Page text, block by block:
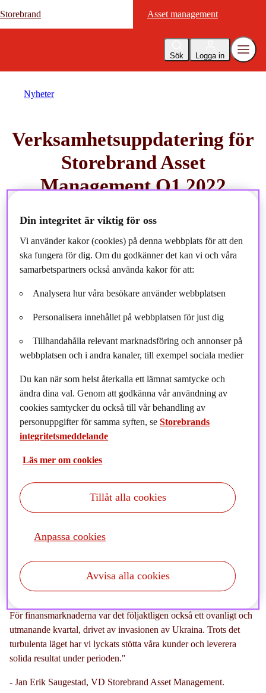
Storebrand Asset management
Sök Logga in
Storebrand Asset management
Nyheter
Verksamhetsuppdatering för
Storebrand Asset
Management Q1 2022
2022-05-04
Idag publicerar vi Storebrand Asset Managements
höjdpunkterna, resultaten och våra aktiviteter under
första kvartalet i år.
"Första kvartalet 2022 dominerades av kriget i Ukraina.
inträffat i Europa sedan andra världskriget och det är fortfarande
en mycket oroande och osäker situation, som kommer att få
långtgående effekter på världssamfundet.”
För finansmarknaderna var det följaktligen också ett ovanligt och
utmanande kvartal, drivet av invasionen av Ukraina. Trots det
turbulenta läget har vi lyckats stötta våra kunder och leverera
solida resultat under perioden."
- Jan Erik Saugestad, VD Storebrand Asset Management.
Din integritet är viktig för oss
Vi använder kakor (cookies) på denna webbplats för att den
ska fungera för dig. Om du godkänner det kan vi och våra
samarbetspartners också använda kakor för att:
Analysera hur våra besökare använder webbplatsen
Personalisera innehållet på webbplatsen för just dig
Tillhandahålla relevant marknadsföring och annonser på
webbplatsen och i andra kanaler, till exempel sociala medier
Du kan när som helst återkalla ett lämnat samtycke och
ändra dina val. Genom att godkänna vår användning av
cookies samtycker du också till vår behandling av
personuppgifter för samma syften, seStorebrands
integritetsmeddelande
Läs mer om cookies
Anpassa cookies
Avvisa alla cookies
Tillåt alla cookies